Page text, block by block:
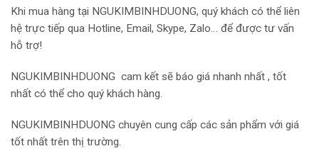
Khi mua hàng tại NGUKIMBINHDUONG, quý khách có thể liên
hệ trực tiếp qua Hotline, Email, Skype, Zalo… để được tư vấn
hỗ trợ!
NGUKIMBINHDUONG cam kết sẽ báo giá nhanh nhất , tốt
nhất có thể cho quý khách hàng.
NGUKIMBINHDUONG chuyên cung cấp các sản phẩm với giá
tốt nhất trên thị trường.